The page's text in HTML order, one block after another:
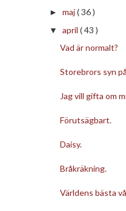
► maj( 36 )
▼ april ( 43 )
Vad är normalt?
Storebrors syn
Jag vill gifta om
Förutsägbart.
Daisy.
Bråkräkning.
Världens bästa